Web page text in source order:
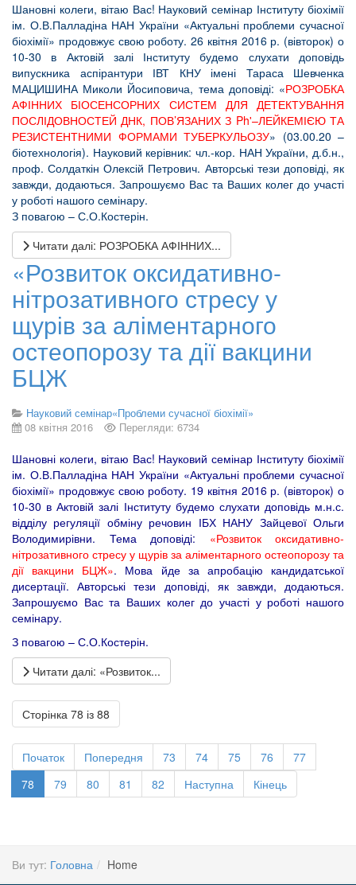
Шановні колеги, вітаю Вас! Науковий семінар Інституту біохімії
ім. О.В.Палладіна НАН України «Актуальні проблеми сучасної
біохімії» продовжує свою роботу. 26 квітня 2016 р. (вівторок) о
10-30 в Актовій залі Інституту будемо слухати доповідь
випускника аспірантури ІВТ КНУ імені Тараса Шевченка
МАЦИШИНА Миколи Йосиповича, тема доповіді: «РОЗРОБКА
АФІННИХ БІОСЕНСОРНИХ СИСТЕМ ДЛЯ ДЕТЕКТУВАННЯ
ПОСЛІДОВНОСТЕЙ ДНК, ПОВ’ЯЗАНИХ З Ph'–ЛЕЙКЕМІЄЮ ТА
РЕЗИСТЕНТНИМИ ФОРМАМИ ТУБЕРКУЛЬОЗУ» (03.00.20 –
біотехнологія). Науковий керівник: чл.-кор. НАН України, д.б.н.,
проф. Солдаткін Олексій Петрович. Авторські тези доповіді, як
завжди, додаються. Запрошуємо Вас та Ваших колег до участі
у роботі нашого семінару.
З повагою – С.О.Костерін.
Читати далі: РОЗРОБКА АФІННИХ...
«Розвиток оксидативно-
нітрозативного стресу у
щурів за аліментарного
остеопорозу та дії вакцини
БЦЖ
Науковий семінар«Проблеми сучасної біохімії»
08 квітня 2016
Перегляди: 6734
Шановні колеги, вітаю Вас! Науковий семінар Інституту біохімії
ім. О.В.Палладіна НАН України «Актуальні проблеми сучасної
біохімії» продовжує свою роботу. 19 квітня 2016 р. (вівторок) о
10-30 в Актовій залі Інституту будемо слухати доповідь м.н.с.
відділу регуляції обміну речовин ІБХ НАНУ Зайцевої Ольги
Володимирівни. Тема доповіді: «Розвиток оксидативно-
нітрозативного стресу у щурів за аліментарного остеопорозу та
дії вакцини БЦЖ». Мова йде за апробацію кандидатської
дисертації. Авторські тези доповіді, як завжди, додаються.
Запрошуємо Вас та Ваших колег до участі у роботі нашого
семінару.
З повагою – С.О.Костерін.
Читати далі: «Розвиток...
Сторінка 78 із 88
Початок Попередня 73 74 75 76
77
78
79 80 81 82 Наступна Кінець
Ви тут: Головна Home